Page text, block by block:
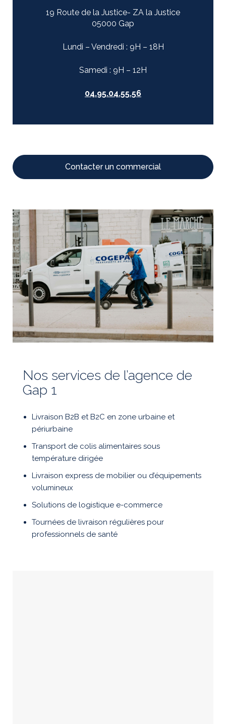
19 Route de la Justice- ZA la Justice
05000 Gap
Lundi – Vendredi : 9H – 18H
Samedi : 9H – 12H
04.95.04.55.56
Contacter un commercial
Nos services de l’agence de
Gap 1
Livraison B2B et B2C en zone urbaine et
périurbaine
Transport de colis alimentaires sous
température dirigée
Livraison express de mobilier ou d’équipements
volumineux
Solutions de logistique e-commerce
Tournées de livraison régulières pour
professionnels de santé